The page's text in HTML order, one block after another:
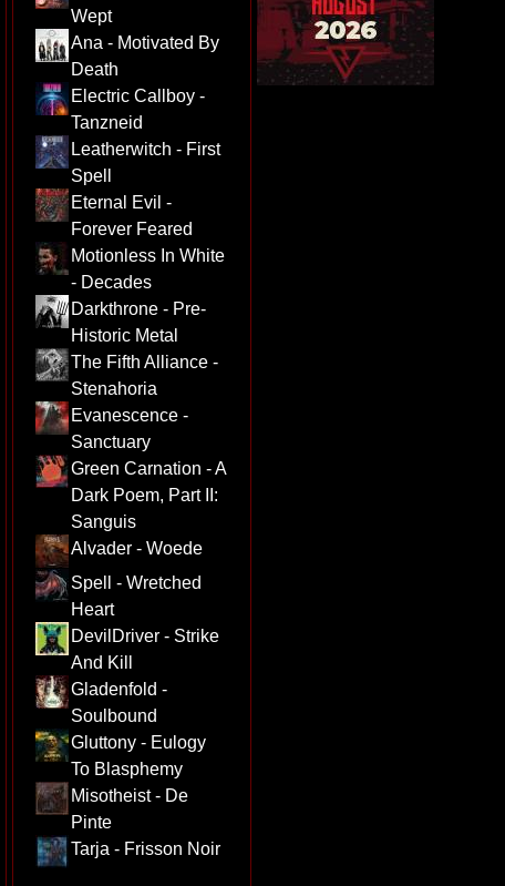
Wept
Ana - Motivated By
Death
Electric Callboy -
Tanzneid
Leatherwitch - First
Spell
Eternal Evil -
Forever Feared
Motionless In White
- Decades
Darkthrone - Pre-
Historic Metal
The Fifth Alliance -
Stenahoria
Evanescence -
Sanctuary
Green Carnation - A
Dark Poem, Part II:
Sanguis
Alvader - Woede
Spell - Wretched
Heart
DevilDriver - Strike
And Kill
Gladenfold -
Soulbound
Gluttony - Eulogy
To Blasphemy
Misotheist - De
Pinte
Tarja - Frisson Noir